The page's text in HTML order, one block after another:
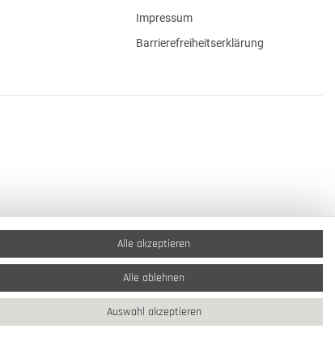
Impressum
Barrierefreiheitserklärung
Alle akzeptieren
Alle ablehnen
Auswahl akzeptieren